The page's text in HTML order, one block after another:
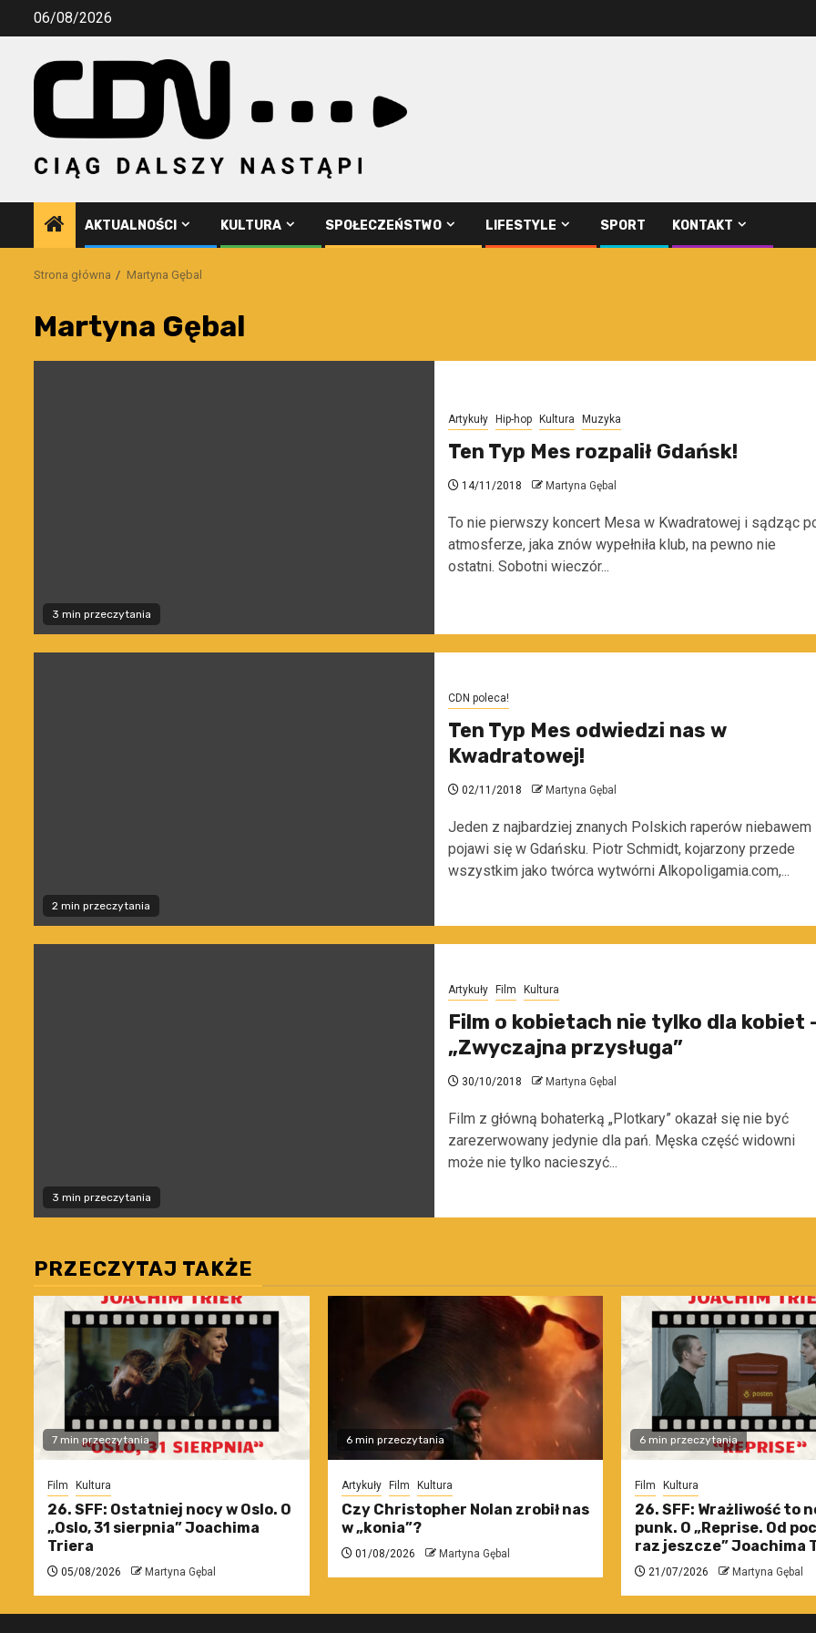
Przejdź06/08/2026
AKTUALNOŚCI KULTURA SPOŁECZEŃSTWO LIFESTYLE SPORT KONTAKT
Strona główna Martyna Gębal
Martyna Gębal
3 min przeczytania
Artykuły Hip-hop Kultura Muzyka
Ten Typ Mes rozpalił Gdańsk!
14/11/2018 Martyna Gębal
To nie pierwszy koncert Mesa w Kwadratowej i sądząc
atmosferze, jaka znów wypełniła klub, na pewno nie
ostatni. Sobotni wieczór...
2 min przeczytania
CDN poleca!
Ten Typ Mes odwiedzi nas w
Kwadratowej!
02/11/2018 Martyna Gębal
Jeden z najbardziej znanych Polskich raperów niebawem
pojawi się w Gdańsku. Piotr Schmidt, kojarzony przede
wszystkim jako twórca wytwórni Alkopoligamia.com,...
3 min przeczytania
Artykuły Film Kultura
Film o kobietach nie tylko dla kobiet
„Zwyczajna przysługa”
30/10/2018 Martyna Gębal
Film z główną bohaterką „Plotkary” okazał się nie być
zarezerwowany jedynie dla pań. Męska część widowni
może nie tylko nacieszyć...
PRZECZYTAJ TAKŻE
7 min przeczytania
Film Kultura
26. SFF: Ostatniej nocy w Oslo. O
„Oslo, 31 sierpnia” Joachima
Triera
05/08/2026 Martyna Gębal
6 min przeczytania
Artykuły Film Kultura
Czy Christopher Nolan zrobił nas
w „konia”?
01/08/2026 Martyna Gębal
6 min przeczytania
Film Kultura
26. SFF: Wrażliwość to
punk. O „Reprise. Od
raz jeszcze” Joachima
21/07/2026 Martyna Gębal